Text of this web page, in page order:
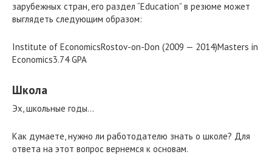
зарубежных стран, его раздел “Education” в резюме может
выглядеть следующим образом:
Institute of EconomicsRostov-on-Don (2009 — 2014)Masters in
Economics3.74 GPA
Школа
Эх, школьные годы…
Как думаете, нужно ли работодателю знать о школе? Для
ответа на этот вопрос вернемся к основам.